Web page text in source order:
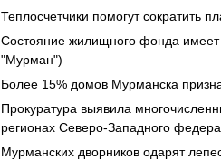
Теплосчетчики помогут сократить
Состояние жилищного фонда
"Мурман")
Более 15% домов Мурманска
Прокуратура выявила
регионах Северо-Западного
Мурманских дворников одарят